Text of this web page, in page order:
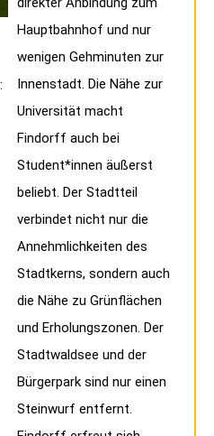
Hauptbahnhof und nur
wenigen Gehminuten zur
Innenstadt. Die Nähe zur
Universität macht
Findorff auch bei
Student*innen äußerst
beliebt. Der Stadtteil
verbindet nicht nur die
Annehmlichkeiten des
Stadtkerns, sondern auch
die Nähe zu Grünflächen
und Erholungszonen. Der
Stadtwaldsee und der
Bürgerpark sind nur einen
Steinwurf entfernt.